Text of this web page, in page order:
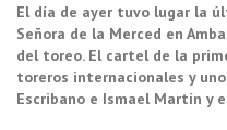
El día de ayer tuvo lugar la
Señora de la Merced en
del toreo. El cartel de la
toreros internacionales y
Escribano e Ismael Martín y